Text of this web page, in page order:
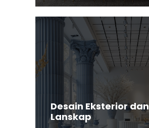
Desain Eksterior dan
Lanskap